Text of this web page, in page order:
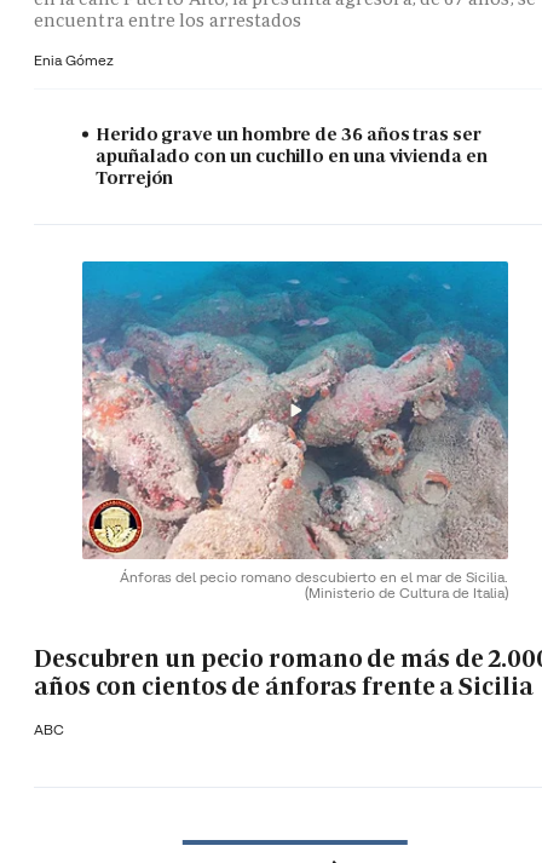
encuentra entre los arrestados
Enia Gómez
Herido grave un hombre de 36 años tras ser
apuñalado con un cuchillo en una vivienda en
Torrejón
Ánforas del pecio romano descubierto en el mar de Sicilia.
(Ministerio de Cultura de Italia)
Descubren un pecio romano de más de
años con cientos de ánforas frente a Sicilia
ABC